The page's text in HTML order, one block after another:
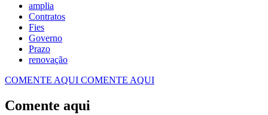
amplia
Contratos
Fies
Governo
Prazo
renovação
COMENTE AQUI COMENTE AQUI
Comente aqui